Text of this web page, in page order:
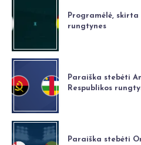
Programėlė,
rungtynes
Paraiška stebėti
Respublikos
Paraiška stebėti